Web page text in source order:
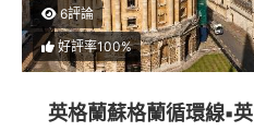
6評論
好評率100%
英格蘭蘇格蘭循環線▪